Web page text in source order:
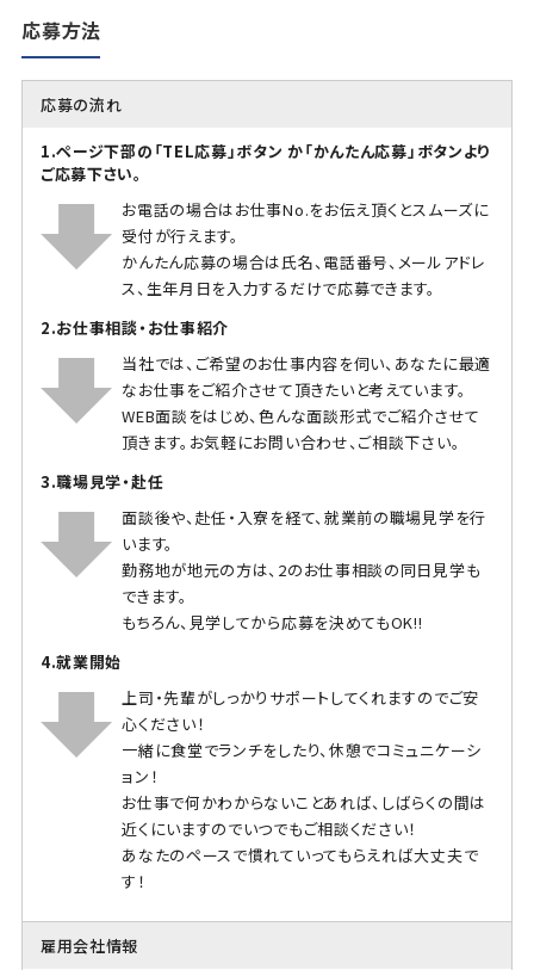
応募方法
応募の流れ
1.ページ下部の「TEL応募」ボタン か「かんたん応募」ボタンより
ご応募下さい。
お電話の場合はお仕事No.をお伝え頂くとスムーズに
受付が行えます。
かんたん応募の場合は氏名、電話番号、メールアドレ
ス、生年月日を入力するだけで応募できます。
2.お仕事相談・お仕事紹介
当社では、ご希望のお仕事内容を伺い、あなたに最適
なお仕事をご紹介させて頂きたいと考えています。
WEB面談をはじめ、色んな面談形式でご紹介させて
頂きます。お気軽にお問い合わせ、ご相談下さい。
3.職場見学・赴任
面談後や、赴任・入寮を経て、就業前の職場見学を行
います。
勤務地が地元の方は、2のお仕事相談の同日見学も
できます。
もちろん、見学してから応募を決めてもOK!!
4.就業開始
上司・先輩がしっかりサポートしてくれますのでご安
心ください！
一緒に食堂でランチをしたり、休憩でコミュニケーシ
ョン！
お仕事で何かわからないことあれば、しばらくの間は
近くにいますのでいつでもご相談ください！
あなたのペースで慣れていってもらえれば大丈夫で
す！
雇用会社情報